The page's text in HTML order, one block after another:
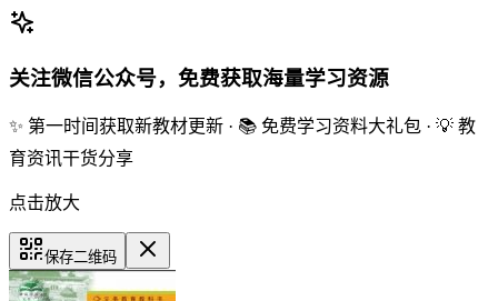
关注微信公众号，免费获取海量学习资源
✨ 第一时间获取新教材更新 · 📚 免费学习资料大礼包 · 💡 教
育资讯干货分享
点击放大
保存二维码